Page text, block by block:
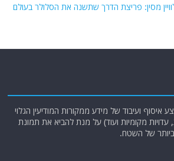
מסין: פריצת הדרך שתשנה את הסלולר בעולם
ועיבוד של מידע ממקורות המודיעין הגלוי
עדויות מקומיות ועוד) על מנת להביא את תמונת
של השטח.